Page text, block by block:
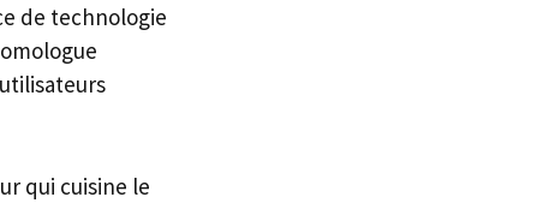
de technologie
qui cuisine le